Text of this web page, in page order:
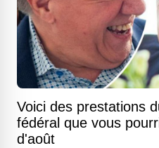
Voici des prestations
fédéral que vous
d'août